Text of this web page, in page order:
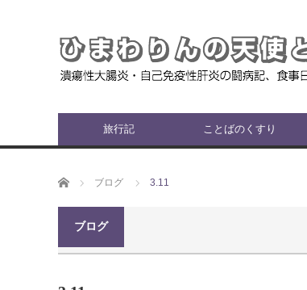
旅行記 ことばのくすり
ホーム ブログ 3.11
ブログ